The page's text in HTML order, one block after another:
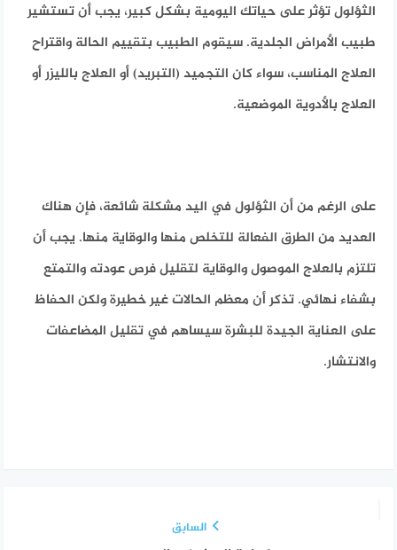
الثؤلول تؤثر على حياتك اليومية بشكل كبير، يجب أن تستشير
طبيب الأمراض الجلدية. سيقوم الطبيب بتقييم الحالة واقتراح
العلاج المناسب، سواء كان التجميد (التبريد) أو العلاج بالليزر أو
العلاج بالأدوية الموضعية.
على الرغم من أن الثؤلول في اليد مشكلة شائعة، فإن هناك
العديد من الطرق الفعالة للتخلص منها والوقاية منها. يجب أن
تلتزم بالعلاج الموصول والوقاية لتقليل فرص عودته والتمتع
بشفاء نهائي. تذكر أن معظم الحالات غير خطيرة ولكن الحفاظ
على العناية الجيدة للبشرة سيساهم في تقليل المضاعفات
والانتشار.
السابق